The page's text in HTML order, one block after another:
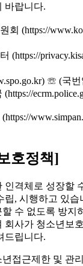
바랍니다.
회 (https://
(https://
☏ (국번
호정책]
인격체로 성장할
립, 시행하고 있습
수 없도록 방지
회사가 청소년보
드립니다.
접근제한 및 관